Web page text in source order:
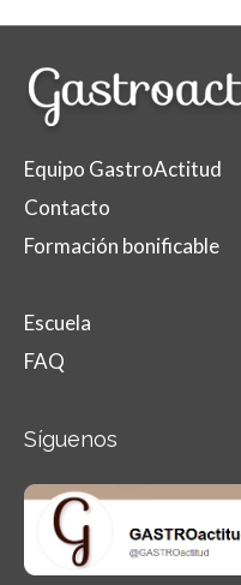
Equipo GastroActitud
Contacto
Formación bonificable
Escuela
FAQ
Síguenos